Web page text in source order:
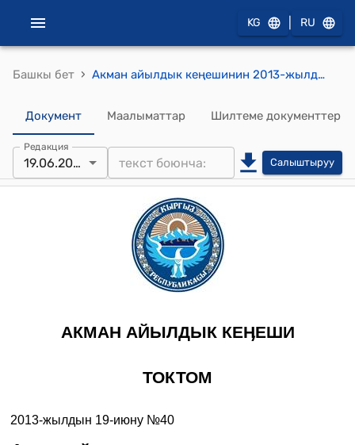
KG RU
Башкы бет › Акман айылдык кеңешинин 2013-жылдын 19-июнундагы №40 "Акман айыл округунун муниципиалдык менчиктеги соц.объектилерине мамлекеттик актысын алуу үчүн акча каражатын кароо жөнүндө" токтому
Документ Маалыматтар Шилтеме документтер
Редакция
19.06.2013 Салыштыруу